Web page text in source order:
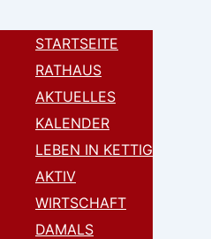
Inhalt
springen
STARTSEITE
RATHAUS
AKTUELLES
KALENDER
LEBEN IN KETTIG
AKTIV
WIRTSCHAFT
DAMALS
Zurück